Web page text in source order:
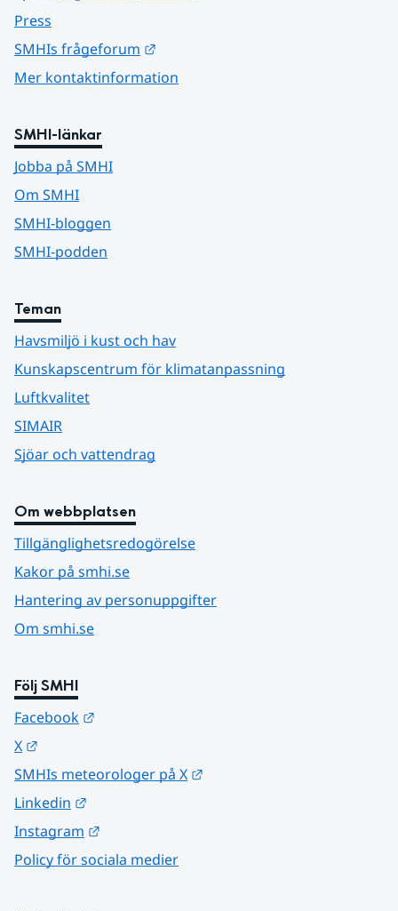
Press
SMHIs frågeforum
Mer kontaktinformation
SMHI-länkar
Jobba på SMHI
Om SMHI
SMHI-bloggen
SMHI-podden
Teman
Havsmiljö i kust och hav
Kunskapscentrum för klimatanpassning
Luftkvalitet
SIMAIR
Sjöar och vattendrag
Om webbplatsen
Tillgänglighetsredogörelse
Kakor på smhi.se
Hantering av personuppgifter
Om smhi.se
Följ SMHI
Facebook
X
SMHIs meteorologer på X
Linkedin
Instagram
Policy för sociala medier